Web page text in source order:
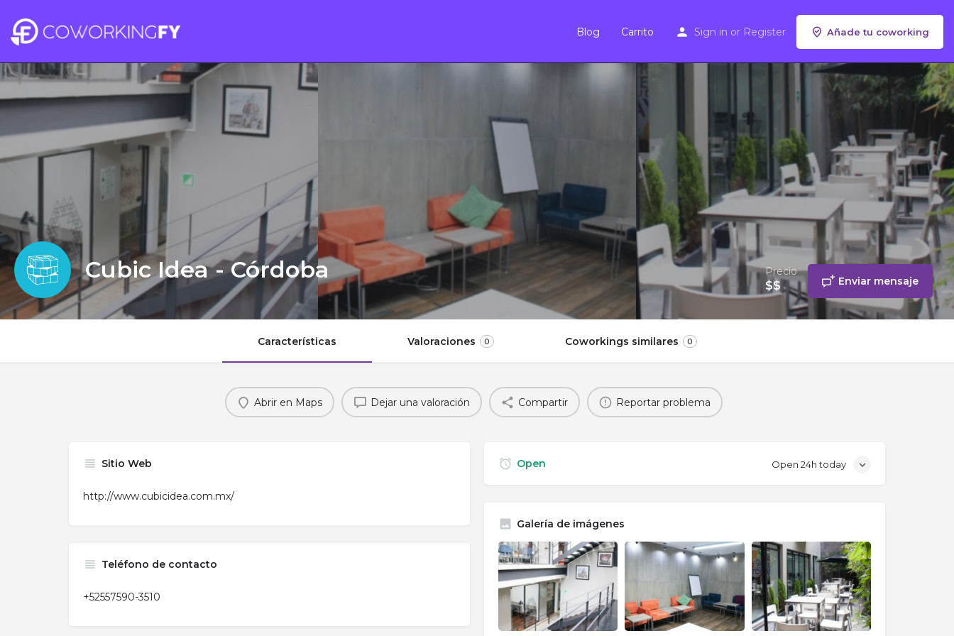
Blog Carrito Sign in or Register Añade tu coworking
Cubic Idea - Córdoba Precio
$$ Enviar mensaje
Características Valoraciones 0 Coworkings similares 0
Abrir en Maps Dejar una valoración Compartir Reportar problema
Sitio Web
http://www.cubicidea.com.mx/
Teléfono de contacto
+52557590-3510
Open Open 24h today
Galería de imágenes